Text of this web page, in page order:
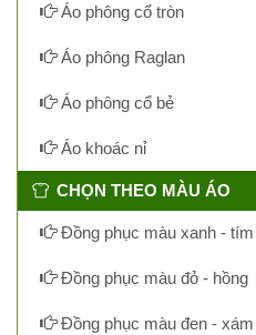
Áo phông cổ tròn
Áo phông Raglan
Áo phông cổ bẻ
Áo khoác nỉ
CHỌN THEO MÀU ÁO
Đồng phục màu xanh - tím
Đồng phục màu đỏ - hồng
Đồng phục màu đen - xám